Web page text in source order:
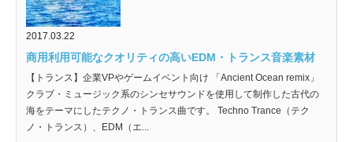
2017.03.22
商用利用可能なクオリティの高いEDM・トランス音楽素材
【トランス】企業VPやゲームイベント向け 「Ancient Ocean remix」
クラブ・ミュージック系のシンセサウンドを使用して制作した古代の
海をテーマにしたテクノ・トランス曲です。 Techno Trance（テク
ノ・トランス）、EDM（エ...